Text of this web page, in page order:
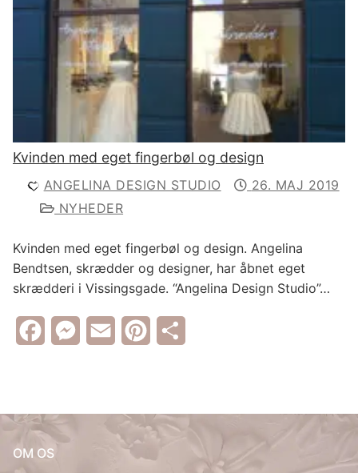
Kvinden med eget fingerbøl og design
ANGELINA DESIGN STUDIO
26. MAJ 2019
NYHEDER
Kvinden med eget fingerbøl og design. Angelina
Bendtsen, skrædder og designer, har åbnet eget
skrædderi i Vissingsgade. “Angelina Design Studio”…
FacebookMessenger
Email Pinterest
OM OS